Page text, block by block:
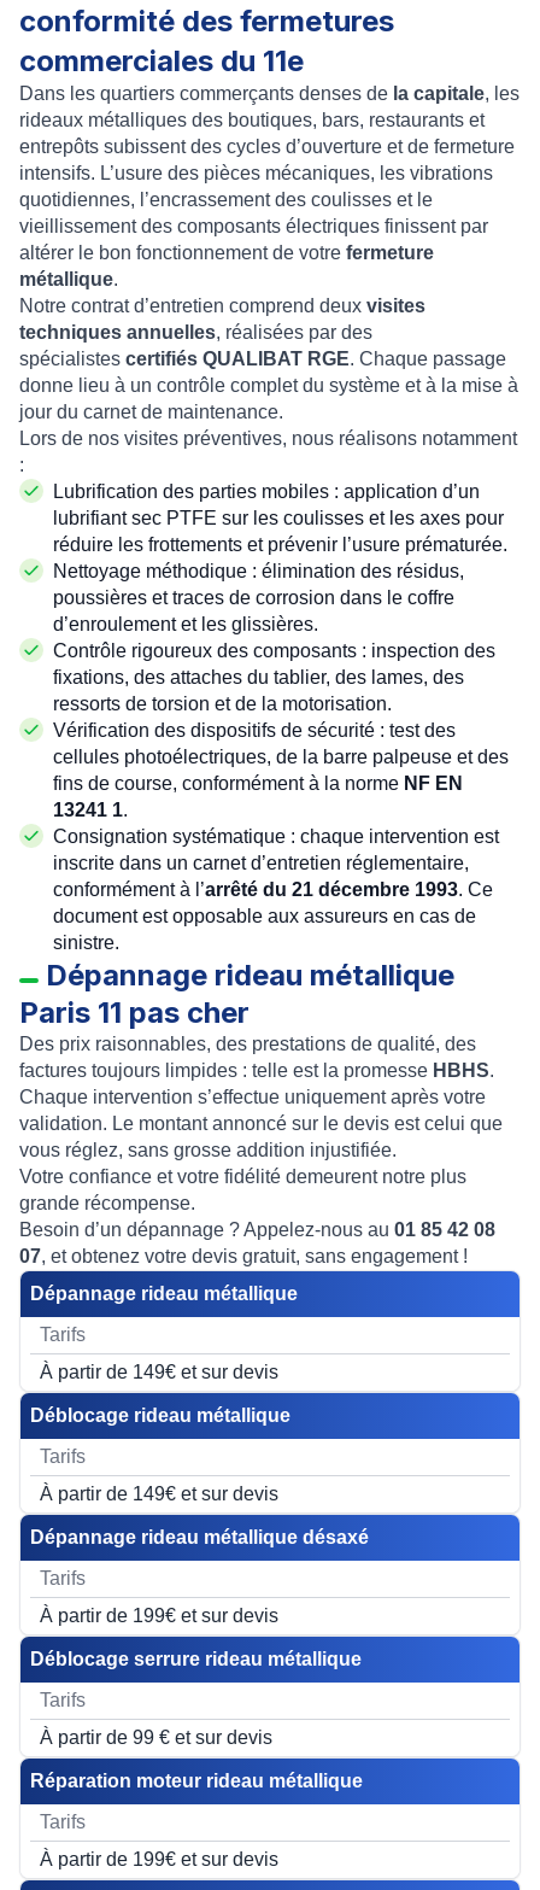
conformité des fermetures
commerciales du 11e
Dans les quartiers commerçants denses de la capitale, les
rideaux métalliques des boutiques, bars, restaurants et
entrepôts subissent des cycles d’ouverture et de fermeture
intensifs. L’usure des pièces mécaniques, les vibrations
quotidiennes, l’encrassement des coulisses et le
vieillissement des composants électriques finissent par
altérer le bon fonctionnement de votre fermeture
métallique.
Notre contrat d’entretien comprend deux visites
techniques annuelles, réalisées par des
spécialistes certifiés QUALIBAT RGE. Chaque passage
donne lieu à un contrôle complet du système et à la mise à
jour du carnet de maintenance.
Lors de nos visites préventives, nous réalisons notamment
:
Lubrification des parties mobiles : application d’un
lubrifiant sec PTFE sur les coulisses et les axes pour
réduire les frottements et prévenir l’usure prématurée.
Nettoyage méthodique : élimination des résidus,
poussières et traces de corrosion dans le coffre
d’enroulement et les glissières.
Contrôle rigoureux des composants : inspection des
fixations, des attaches du tablier, des lames, des
ressorts de torsion et de la motorisation.
Vérification des dispositifs de sécurité : test des
cellules photoélectriques, de la barre palpeuse et des
fins de course, conformément à la norme NF EN
.
Consignation systématique : chaque intervention est
inscrite dans un carnet d’entretien réglementaire,
conformément à l’arrêté du 21 décembre 1993. Ce
document est opposable aux assureurs en cas de
sinistre.
Dépannage rideau métallique
Paris 11 pas cher
Des prix raisonnables, des prestations de qualité, des
factures toujours limpides : telle est la promesse HBHS.
Chaque intervention s’effectue uniquement après votre
validation. Le montant annoncé sur le devis est celui que
vous réglez, sans grosse addition injustifiée.
Votre confiance et votre fidélité demeurent notre plus
grande récompense.
Besoin d’un dépannage ? Appelez-nous au 01 85 42 08
07, et obtenez votre devis gratuit, sans engagement !
Dépannage rideau métallique
À partir de 149€ et sur devis
Déblocage rideau métallique
À partir de 149€ et sur devis
Dépannage rideau métallique désaxé
À partir de 199€ et sur devis
Déblocage serrure rideau métallique
À partir de 99 € et sur devis
Réparation moteur rideau métallique
À partir de 199€ et sur devis